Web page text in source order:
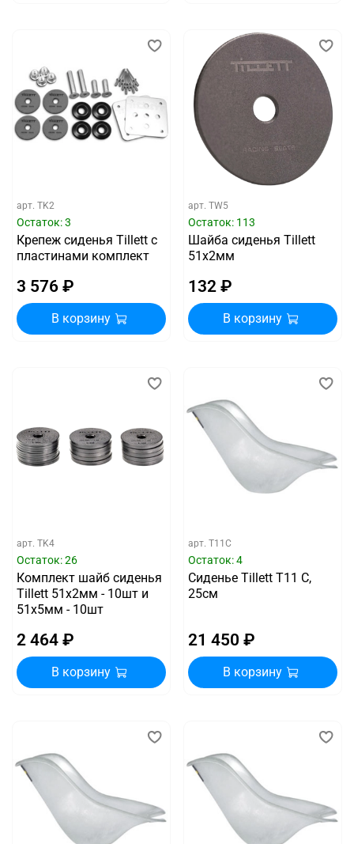
арт. TK2
Остаток: 3
Крепеж сиденья Tillett с
пластинами комплект
3 576 ₽
В корзину
арт. TW5
Остаток: 113
Шайба сиденья Tillett
51x2мм
132 ₽
В корзину
арт. TK4
Остаток: 26
Комплект шайб сиденья
Tillett 51x2мм - 10шт и
51х5мм - 10шт
2 464 ₽
В корзину
арт. T11C
Остаток: 4
Сиденье Tillett T11 C,
25см
21 450 ₽
В корзину